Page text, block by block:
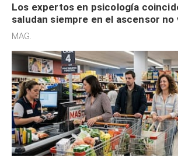
Los expertos en psicología
saludan siempre en el ascensor no
defensiva y tienen apertura social
MAG.